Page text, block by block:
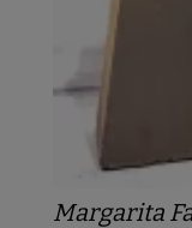
Margarita